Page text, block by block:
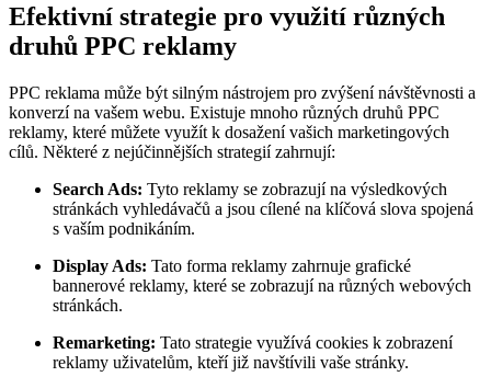
Efektivní strategie pro využití různých
druhů PPC reklamy
PPC reklama může být silným nástrojem pro zvýšení návštěvnosti a
konverzí na vašem webu. Existuje mnoho různých druhů PPC
reklamy, které můžete využít k dosažení vašich marketingových
cílů. Některé z nejúčinnějších strategií zahrnují:
Search Ads: Tyto reklamy se zobrazují na výsledkových
stránkách vyhledávačů a jsou cílené na klíčová slova spojená
s vaším podnikáním.
Display Ads: Tato forma reklamy zahrnuje grafické
bannerové reklamy, které se zobrazují na různých webových
stránkách.
Remarketing: Tato strategie využívá cookies k zobrazení
reklamy uživatelům, kteří již navštívili vaše stránky.